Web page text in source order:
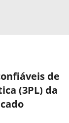
de
(3PL) da